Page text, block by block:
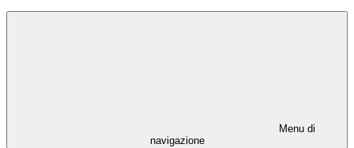
Menu di
navigazione